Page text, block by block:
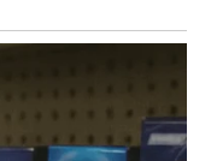
potencijal da traje.
Vi tražite